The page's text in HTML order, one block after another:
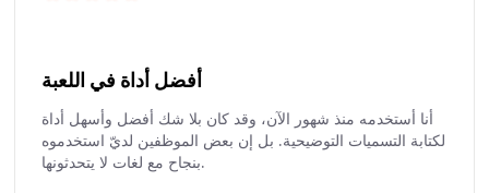
أفضل أداة في اللعبة
أنا أستخدمه منذ شهور الآن، وقد كان بلا شك أفضل وأسهل أداة
لكتابة التسميات التوضيحية. بل إن بعض الموظفين لديّ استخدموه
بنجاح مع لغات لا يتحدثونها.